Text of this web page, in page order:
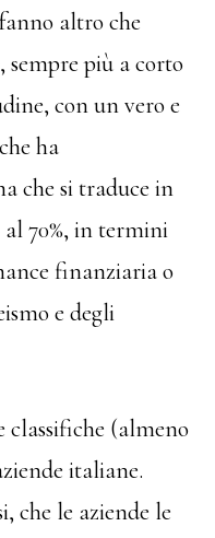
altro che
sempre più a corto
con un vero e
ha
che si traduce in
70%, in termini
finanziaria o
e degli
classifiche (almeno
italiane.
che le aziende le